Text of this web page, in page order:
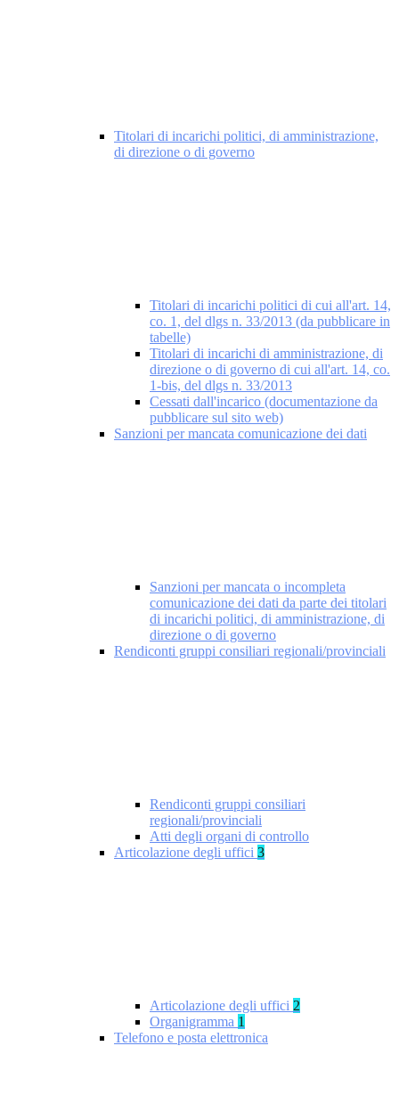
Titolari di incarichi politici, di amministrazione,
di direzione o di governo
Titolari di incarichi politici di cui all'art. 14,
co. 1, del dlgs n. 33/2013 (da pubblicare in
tabelle)
Titolari di incarichi di amministrazione, di
direzione o di governo di cui all'art. 14, co.
1-bis, del dlgs n. 33/2013
Cessati dall'incarico (documentazione da
pubblicare sul sito web)
Sanzioni per mancata comunicazione dei dati
Sanzioni per mancata o incompleta
comunicazione dei dati da parte dei titolari
di incarichi politici, di amministrazione, di
direzione o di governo
Rendiconti gruppi consiliari regionali/provinciali
Rendiconti gruppi consiliari
regionali/provinciali
Atti degli organi di controllo
Articolazione degli uffici 3
Articolazione degli uffici 2
Organigramma 1
Telefono e posta elettronica